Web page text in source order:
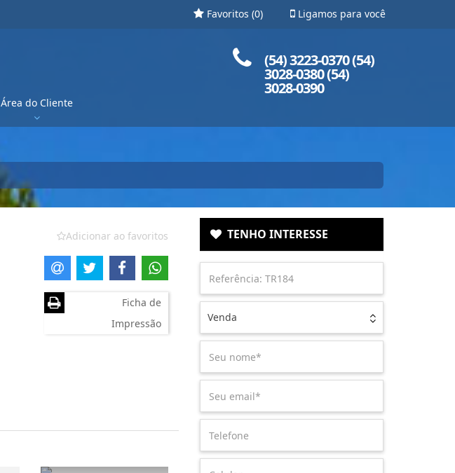
Ligamos para você
Favoritos (0)
Área do Cliente
(54) 3223-0370 (54)
3028-0380 (54)
3028-0390
Adicionar ao favoritos
Ficha de
Impressão
TENHO INTERESSE
Venda